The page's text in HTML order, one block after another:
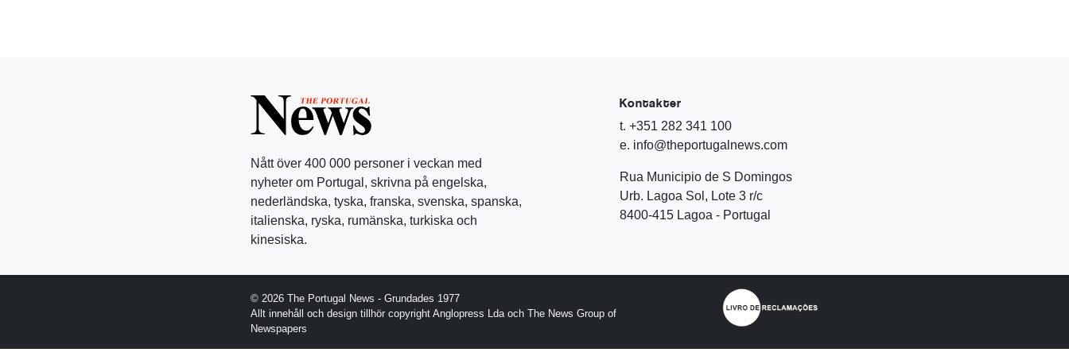
Nått över 400 000 personer i veckan med
nyheter om Portugal, skrivna på engelska,
nederländska, tyska, franska, svenska, spanska,
italienska, ryska, rumänska, turkiska och
kinesiska.
Kontakter
t. +351 282 341 100
e. info@theportugalnews.com
Rua Municipio de S Domingos
Urb. Lagoa Sol, Lote 3 r/c
8400-415 Lagoa - Portugal
© 2026 The Portugal News - Grundades 1977
Allt innehåll och design tillhör copyright Anglopress Lda och The News Group of
Newspapers